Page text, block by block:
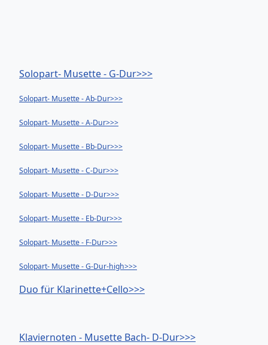
Solopart- Musette - G-Dur>>>
Solopart- Musette - Ab-Dur>>>
Solopart- Musette - A-Dur>>>
Solopart- Musette - Bb-Dur>>>
Solopart- Musette - C-Dur>>>
Solopart- Musette - D-Dur>>>
Solopart- Musette - Eb-Dur>>>
Solopart- Musette - F-Dur>>>
Solopart- Musette - G-Dur-high>>>
Duo für Klarinette+Cello>>>
Klaviernoten - Musette Bach- D-Dur>>>